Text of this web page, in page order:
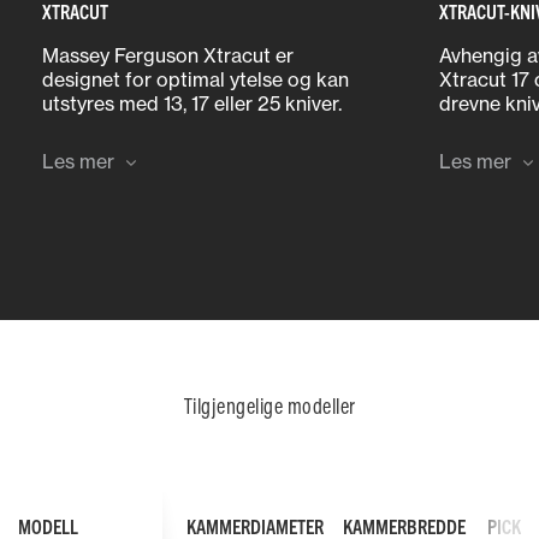
XTRACUT
Massey Ferguson Xtracut er
designet for optimal ytelse og kan
utstyres med 13, 17 eller 25 kniver.
lengste knivene på markedet, noe
som sikrer at intet av materialet
Les mer
XTRACUT-
Avhengig
Xtracut 17
drevne
kan velge
begge
Les mer
Tilgjengelige modeller
KAMMERDIAMETER
KAMMERBREDDE
MODELL